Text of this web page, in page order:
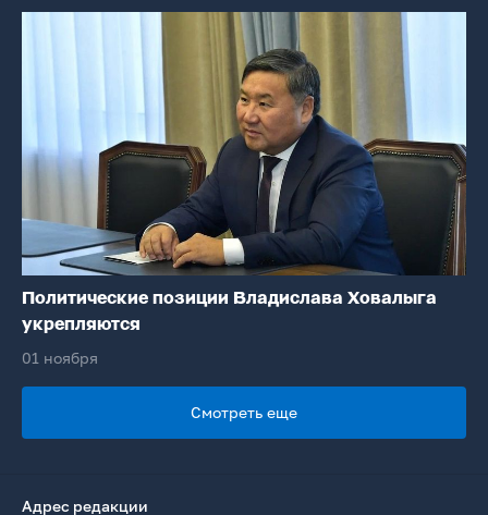
Политические позиции Владислава Ховалыга
укрепляются
01 ноября
Смотреть еще
Адрес редакции